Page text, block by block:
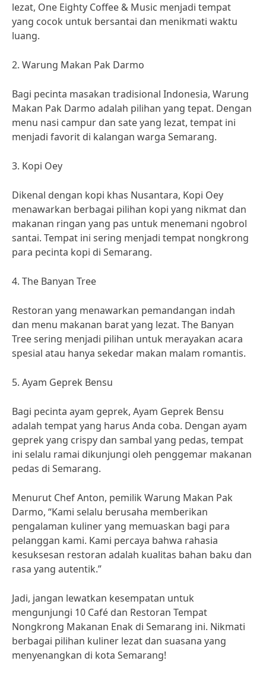
lezat, One Eighty Coffee & Music menjadi tempat
yang cocok untuk bersantai dan menikmati waktu
luang.
2. Warung Makan Pak Darmo
Bagi pecinta masakan tradisional Indonesia, Warung
Makan Pak Darmo adalah pilihan yang tepat. Dengan
menu nasi campur dan sate yang lezat, tempat ini
menjadi favorit di kalangan warga Semarang.
3. Kopi Oey
Dikenal dengan kopi khas Nusantara, Kopi Oey
menawarkan berbagai pilihan kopi yang nikmat dan
makanan ringan yang pas untuk menemani ngobrol
santai. Tempat ini sering menjadi tempat nongkrong
para pecinta kopi di Semarang.
4. The Banyan Tree
Restoran yang menawarkan pemandangan indah
dan menu makanan barat yang lezat. The Banyan
Tree sering menjadi pilihan untuk merayakan acara
spesial atau hanya sekedar makan malam romantis.
5. Ayam Geprek Bensu
Bagi pecinta ayam geprek, Ayam Geprek Bensu
adalah tempat yang harus Anda coba. Dengan ayam
geprek yang crispy dan sambal yang pedas, tempat
ini selalu ramai dikunjungi oleh penggemar makanan
pedas di Semarang.
Menurut Chef Anton, pemilik Warung Makan Pak
Darmo, “Kami selalu berusaha memberikan
pengalaman kuliner yang memuaskan bagi para
pelanggan kami. Kami percaya bahwa rahasia
kesuksesan restoran adalah kualitas bahan baku dan
rasa yang autentik.”
Jadi, jangan lewatkan kesempatan untuk
mengunjungi 10 Café dan Restoran Tempat
Nongkrong Makanan Enak di Semarang ini. Nikmati
berbagai pilihan kuliner lezat dan suasana yang
menyenangkan di kota Semarang!